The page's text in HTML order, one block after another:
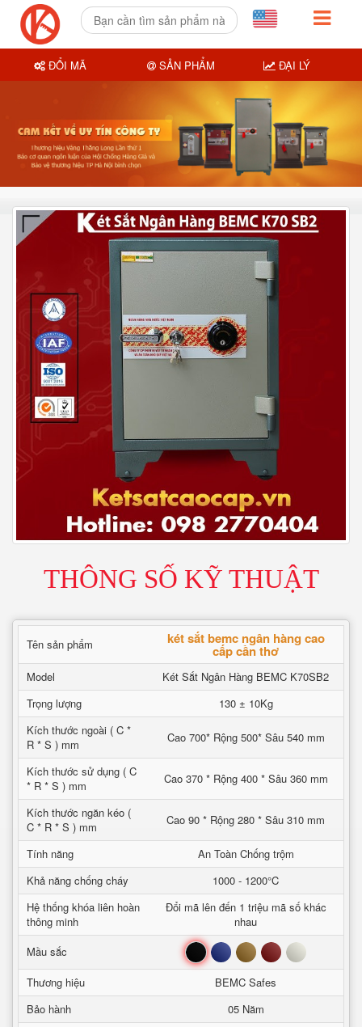
THÔNG SỐ KỸ THUẬT
Tên sản phẩm két sắt bemc ngân hàng cao
cấp cần thơ
Model
Két Sắt Ngân Hàng BEMC K70SB2
Trọng lượng
130 ± 10Kg
Kích thước ngoài ( C *
R * S ) mm
Cao 700* Rộng 500* Sâu 540 mm
Kích thước sử dụng ( C
* R * S ) mm
Cao 370 * Rộng 400 * Sâu 360 mm
Kích thước ngăn kéo (
C * R * S ) mm
Cao 90 * Rộng 280 * Sâu 310 mm
Tính năng
An Toàn Chống trộm
Khả năng chống cháy
1000 - 1200°C
Hệ thống khóa liên hoàn
thông minh
Đổi mã lên đến 1 triệu mã số khác
nhau
Mầu sắc
Đen Xanh Nâu Đỏ Trắng
Thương hiệu
BEMC Safes
Bảo hành
05 Năm
ĐỔI MÃ SẢN PHẨM ĐẠI LÝ